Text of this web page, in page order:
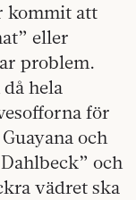
kommit att
eller
problem.
hela
för
och
och
vädret ska